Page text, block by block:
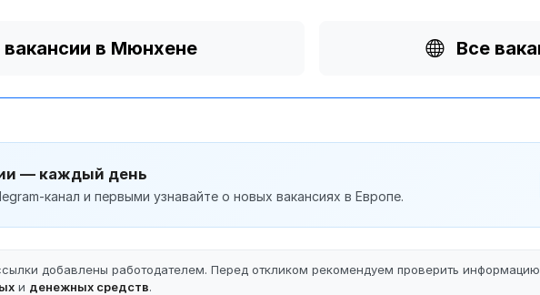
вакансии в Мюнхене Все
— каждый день
канал и первыми узнавайте о новых вакансиях в Европе.
добавлены работодателем. Перед откликом рекомендуем проверить
и денежных средств.